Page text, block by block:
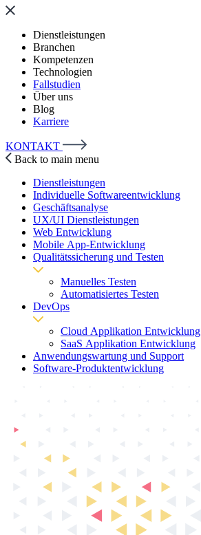
Dienstleistungen
Branchen
Kompetenzen
Technologien
Fallstudien
Über uns
Blog
Karriere
KONTAKT
Back to main menu
Dienstleistungen
Individuelle Softwareentwicklung
Geschäftsanalyse
UX/UI Dienstleistungen
Web Entwicklung
Mobile App-Entwicklung
Qualitätssicherung und Testen
Manuelles Testen
Automatisiertes Testen
DevOps
Cloud Applikation Entwicklung
SaaS Applikation Entwicklung
Anwendungswartung und Support
Software-Produktentwicklung